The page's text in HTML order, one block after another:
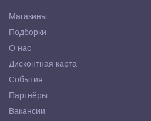
Магазины
Подборки
О нас
Дисконтная карта
События
Партнёры
Вакансии